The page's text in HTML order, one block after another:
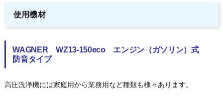
使用機材
WAGNER WZ13-150eco エンジン（ガソリン）式
防音タイプ
高圧洗浄機には家庭用から業務用など種類も様々あります。